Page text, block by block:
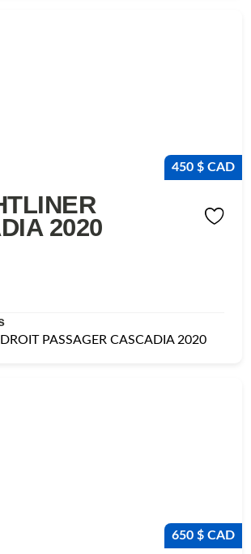
450 $ CAD
2020
PASSAGER CASCADIA 2020
650 $ CAD